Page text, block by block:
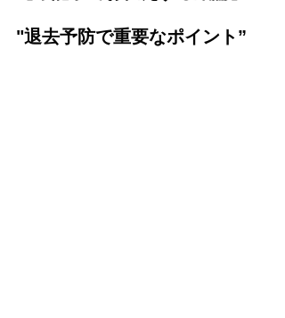
"退去予防で重要なポイント”